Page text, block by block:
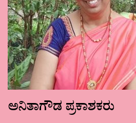
ಅನಿತಾಗೌಡ ಪ್ರಕಾಶಕರು